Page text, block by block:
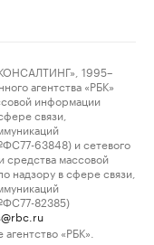
1995–
агентства «РБК»
информации
связи,
63848) и сетевого
средства массовой
надзору в сфере связи,
82385)
«РБК».